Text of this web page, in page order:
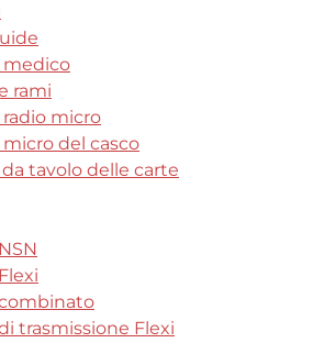
medico
rami
micro
del casco
tavolo delle carte
trasmissione Flexi